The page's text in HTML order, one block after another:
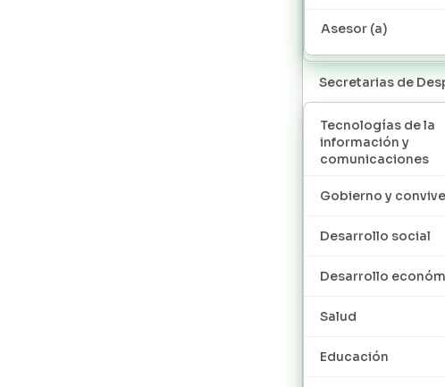
Asesor (a)
Secretarias de
Tecnologías de la
información y
comunicaciones
Gobierno y
Desarrollo social
Desarrollo
Salud
Educación